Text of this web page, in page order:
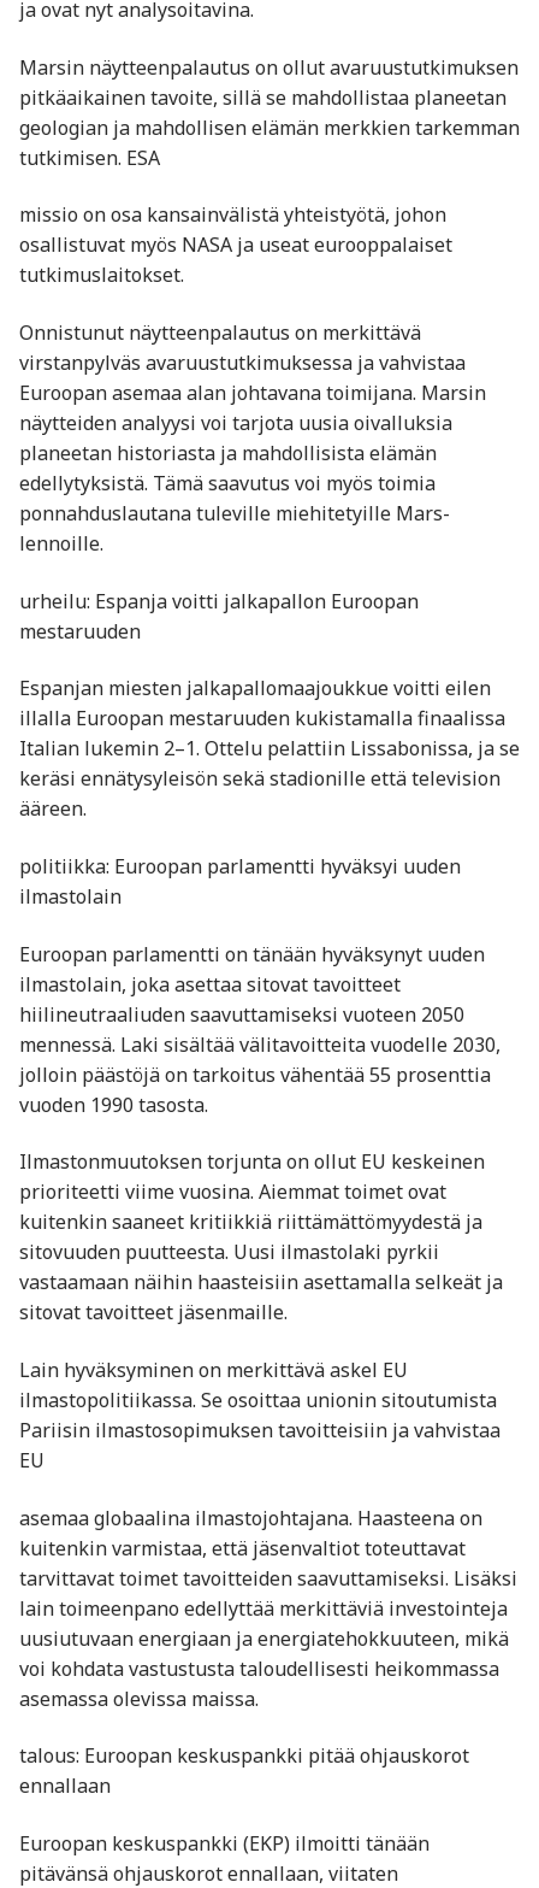
ja ovat nyt analysoitavina.
Marsin näytteenpalautus on ollut avaruustutkimuksen
pitkäaikainen tavoite, sillä se mahdollistaa planeetan
geologian ja mahdollisen elämän merkkien tarkemman
tutkimisen. ESA
missio on osa kansainvälistä yhteistyötä, johon
osallistuvat myös NASA ja useat eurooppalaiset
tutkimuslaitokset.
Onnistunut näytteenpalautus on merkittävä
virstanpylväs avaruustutkimuksessa ja vahvistaa
Euroopan asemaa alan johtavana toimijana. Marsin
näytteiden analyysi voi tarjota uusia oivalluksia
planeetan historiasta ja mahdollisista elämän
edellytyksistä. Tämä saavutus voi myös toimia
ponnahduslautana tuleville miehitetyille Mars-
lennoille.
urheilu: Espanja voitti jalkapallon Euroopan
mestaruuden
Espanjan miesten jalkapallomaajoukkue voitti eilen
illalla Euroopan mestaruuden kukistamalla finaalissa
Italian lukemin 2–1. Ottelu pelattiin Lissabonissa, ja se
keräsi ennätysyleisön sekä stadionille että television
ääreen.
politiikka: Euroopan parlamentti hyväksyi uuden
ilmastolain
Euroopan parlamentti on tänään hyväksynyt uuden
ilmastolain, joka asettaa sitovat tavoitteet
hiilineutraaliuden saavuttamiseksi vuoteen 2050
mennessä. Laki sisältää välitavoitteita vuodelle 2030,
jolloin päästöjä on tarkoitus vähentää 55 prosenttia
vuoden 1990 tasosta.
Ilmastonmuutoksen torjunta on ollut EU keskeinen
prioriteetti viime vuosina. Aiemmat toimet ovat
kuitenkin saaneet kritiikkiä riittämättömyydestä ja
sitovuuden puutteesta. Uusi ilmastolaki pyrkii
vastaamaan näihin haasteisiin asettamalla selkeät ja
sitovat tavoitteet jäsenmaille.
Lain hyväksyminen on merkittävä askel EU
ilmastopolitiikassa. Se osoittaa unionin sitoutumista
Pariisin ilmastosopimuksen tavoitteisiin ja vahvistaa
EU
asemaa globaalina ilmastojohtajana. Haasteena on
kuitenkin varmistaa, että jäsenvaltiot toteuttavat
tarvittavat toimet tavoitteiden saavuttamiseksi. Lisäksi
lain toimeenpano edellyttää merkittäviä investointeja
uusiutuvaan energiaan ja energiatehokkuuteen, mikä
voi kohdata vastustusta taloudellisesti heikommassa
asemassa olevissa maissa.
talous: Euroopan keskuspankki pitää ohjauskorot
ennallaan
Euroopan keskuspankki (EKP) ilmoitti tänään
pitävänsä ohjauskorot ennallaan, viitaten